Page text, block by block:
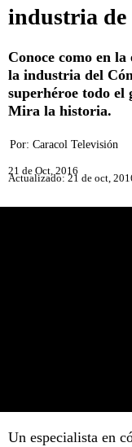
industria de
Conoce como en
la industria del
superhéroe todo el
Mira la historia.
Por: Caracol Televisión
21 de Oct, 2016
Actualizado: 21 de oct,
Un especialista en